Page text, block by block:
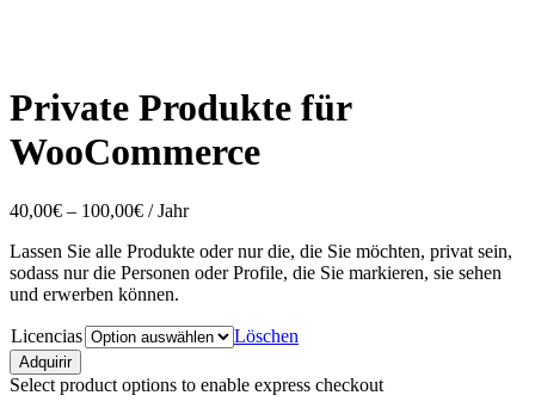
Private Produkte für
WooCommerce
40,00€ – 100,00€Preisspanne:
bis
100,00€
/ Jahr
Lassen Sie alle Produkte oder nur die, die Sie möchten, privat sein,
sodass nur die Personen oder Profile, die Sie markieren, sie sehen
und erwerben können.
Licencias
Löschen
Private
Produkte
Adquirir
Select product options to enable express checkout